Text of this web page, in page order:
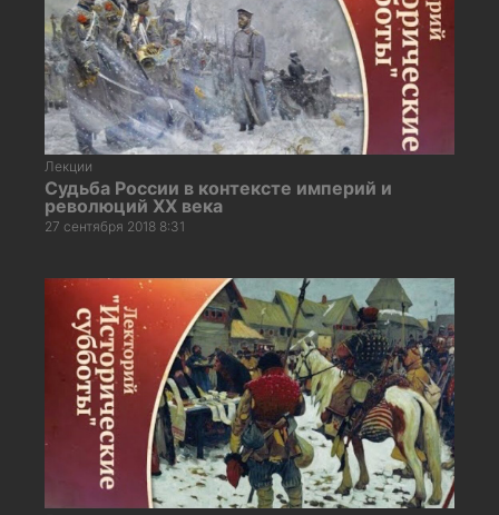
Лекции
Судьба России в контексте империй и
революций ХХ века
27 сентября 2018 8:31